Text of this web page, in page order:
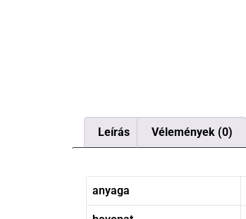
Leírás Vélemények (0)
anyaga